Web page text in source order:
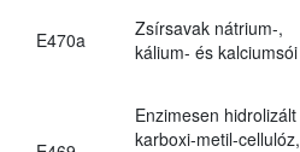
E470a
Zsírsavak nátrium-,
kálium- és kalciumsói
Enzimesen hidrolizált
karboxi-metil-cellulóz,